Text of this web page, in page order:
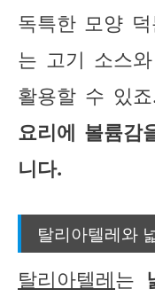
독특한 모양
는 고기 소스
활용할 수 있
요리에 볼륨감
니다.
탈리아텔레와
탈리아텔레는